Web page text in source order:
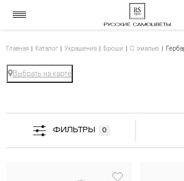
Главная Каталог Украшения Броши С эмалью
Выбрать на карте
ФИЛЬТРЫ 0